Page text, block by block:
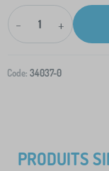
- +
Code: 34037-0
PRODUITS